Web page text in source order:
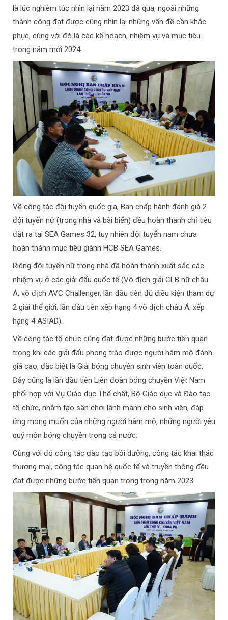
là lúc nghiêm túc nhìn lại năm 2023 đã qua, ngoài những
thành công đạt được cũng nhìn lại những vấn đề cần khắc
phục, cùng với đó là các kế hoạch, nhiệm vụ và mục tiêu
trong năm mới 2024.
Về công tác đội tuyển quốc gia, Ban chấp hành đánh giá 2
đội tuyển nữ (trong nhà và bãi biển) đều hoàn thành chỉ tiêu
đặt ra tại SEA Games 32, tuy nhiên đội tuyển nam chưa
hoàn thành mục tiêu giành HCB SEA Games.
Riêng đội tuyển nữ trong nhà đã hoàn thành xuất sắc các
nhiệm vụ ở các giải đấu quốc tế (Vô địch giải CLB nữ châu
Á, vô địch AVC Challenger, lần đầu tiên đủ điều kiện tham dự
2 giải thế giới, lần đầu tiên xếp hạng 4 vô địch châu Á, xếp
hạng 4 ASIAD).
Về công tác tổ chức cũng đạt được những bước tiến quan
trọng khi các giải đấu phong trào được người hâm mộ đánh
giá cao, đặc biệt là Giải bóng chuyền sinh viên toàn quốc.
Đây cũng là lần đầu tiên Liên đoàn bóng chuyền Việt Nam
phối hợp với Vụ Giáo dục Thể chất, Bộ Giáo dục và Đào tạo
tổ chức, nhằm tạo sân chơi lành mạnh cho sinh viên, đáp
ứng mong muốn của những người hâm mộ, những người yêu
quý môn bóng chuyền trong cả nước.
Cùng với đó công tác đào tạo bồi dưỡng, công tác khai thác
thương mại, công tác quan hệ quốc tế và truyền thông đều
đạt được những bước tiến quan trọng trong năm 2023.